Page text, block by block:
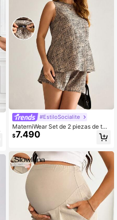
#EstiloSocialite
MaterniWear Set de 2 piezas de top
de tirantes estampado y pantalones
cortos con cintura ajustable para m
$7.490